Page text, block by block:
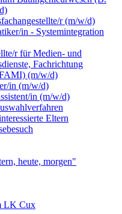
r (m/w/d)
in - Systemintegration
r für Medien- und
Fachrichtung
(m/w/d)
in (m/w/d)
in (m/w/d)
Eltern
heute, morgen"
LK Cux